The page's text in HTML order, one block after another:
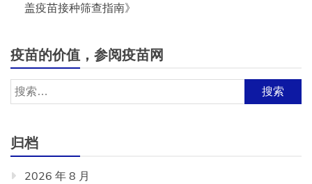
盖疫苗接种筛查指南》
疫苗的价值，参阅疫苗网
搜
索：
归档
2026 年 8 月